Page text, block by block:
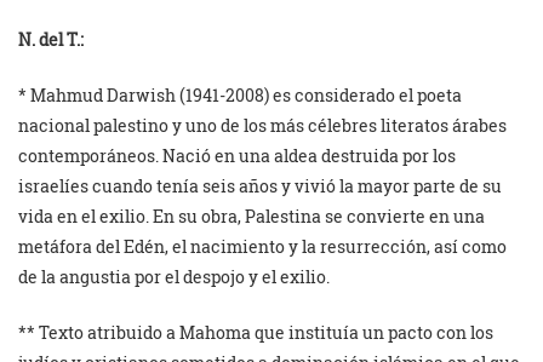
N. del T.:
* Mahmud Darwish (1941-2008) es considerado el poeta
nacional palestino y uno de los más célebres literatos árabes
contemporáneos. Nació en una aldea destruida por los
israelíes cuando tenía seis años y vivió la mayor parte de su
vida en el exilio. En su obra, Palestina se convierte en una
metáfora del Edén, el nacimiento y la resurrección, así como
de la angustia por el despojo y el exilio.
** Texto atribuido a Mahoma que instituía un pacto con los